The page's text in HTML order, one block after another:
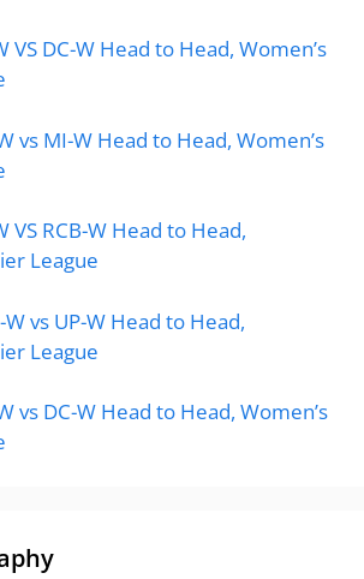
VS DC-W Head to Head, Women’s
vs MI-W Head to Head, Women’s
VS RCB-W Head to Head,
League
vs UP-W Head to Head,
League
vs DC-W Head to Head, Women’s